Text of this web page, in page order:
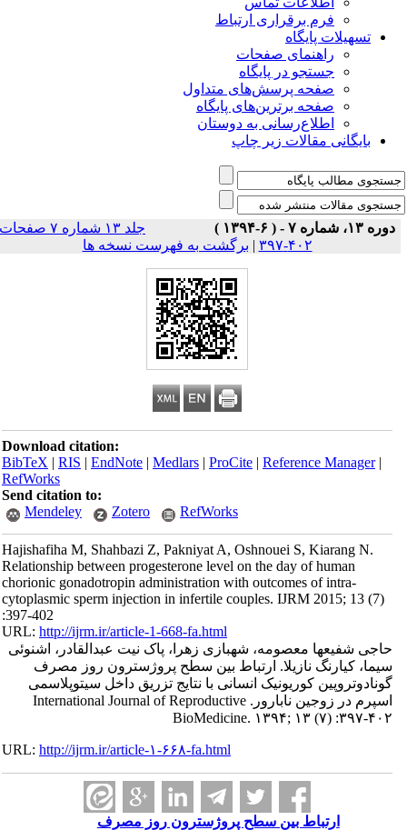
فرم برقراری ارتباط
تسهیلات پایگاه
راهنمای صفحات
جستجو در پایگاه
صفحه پرسش‌های متداول
صفحه برترین‌های پایگاه
اطلاع‌رسانی به دوستان
بایگانی مقالات زیر چاپ
دوره ۱۳، شماره ۷ - ( ۶-۱۳۹۴ )
جلد ۱۳ شماره ۷ صفحات
۴۰۲-۳۹۷
|برگشت به فهرست نسخه ها
Download citation:
BibTeX|RIS|EndNote|Medlars|ProCite|Reference Manager
RefWorks
Send citation to:
Mendeley
Zotero RefWorks
Hajishafiha M, Shahbazi Z, Pakniyat A, Oshnouei S, Kiarang N.
Relationship between progesterone level on the day of human
chorionic gonadotropin administration with outcomes of intra-
cytoplasmic sperm injection in infertile couples. IJRM 2015; 13 (7)
:397-402
URL:http://ijrm.ir/article-1-668-fa.html
حاجی شفیعها معصومه، شهبازی زهرا، پاک نیت عبدالقادر، اشنوئی
سیما، کیارنگ نازیلا. ارتباط بین سطح پروژسترون روز مصرف
گونادوتروپین کوریونیک انسانی با نتایج تزریق داخل سیتوپلاسمی
اسپرم در زوجین نابارور. International Journal of Reproductive
BioMedicine. ۱۳۹۴; ۱۳ (۷) :۳۹۷-۴۰۲
URL:http://ijrm.ir/article-۱-۶۶۸-fa.html
ارتباط بین سطح پروژسترون روز مصرف